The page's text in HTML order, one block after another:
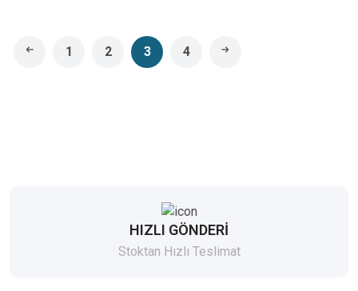
1 2 3 4
HIZLI GÖNDERİ
Stoktan Hızlı Teslimat